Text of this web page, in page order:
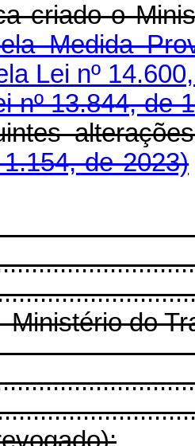
criado o
Medida
Lei nº
nº 13.844, de
de 2023)
do